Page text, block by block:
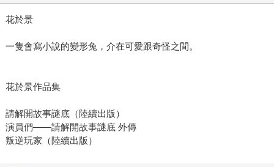
花於景
一隻會寫小說的變形兔，介在可愛跟奇怪之間。
花於景作品集
請解開故事謎底（陸續出版）
演員們——請解開故事謎底 外傳
叛逆玩家（陸續出版）